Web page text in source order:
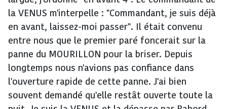
la VENUS m'interpelle : "Commandant, je suis déjà
en avant, laissez-moi passer". Il était convenu
entre nous que le premier paré foncerait sur la
panne du MOURILLON pour la briser. Depuis
longtemps nous n'avions pas confiance dans
l'ouverture rapide de cette panne. J'ai bien
souvent demandé qu'elle restât ouverte toute la